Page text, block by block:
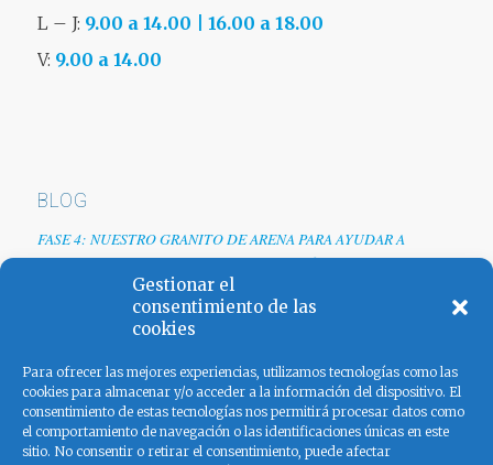
Gestionar el
consentimiento de las
cookies
Para ofrecer las mejores experiencias, utilizamos tecnologías como las
cookies para almacenar y/o acceder a la información del dispositivo. El
consentimiento de estas tecnologías nos permitirá procesar datos como
el comportamiento de navegación o las identificaciones únicas en este
sitio. No consentir o retirar el consentimiento, puede afectar
L – J: 9.00 a 14.00 | 16.00 a 18.00
V: 9.00 a 14.00
BLOG
FASE 4: NUESTRO GRANITO DE ARENA PARA AYUDAR A
EMPRESAS TRAS LA CRISIS DEL COVID-19
Renovamos web